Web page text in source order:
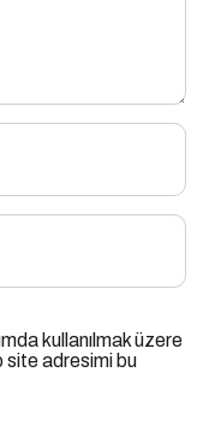
kullanılmak üzere
site adresimi bu